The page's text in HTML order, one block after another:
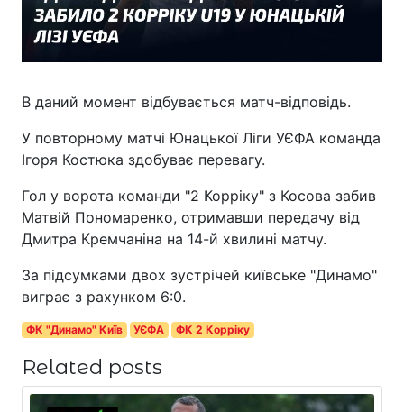
В даний момент відбувається матч-відповідь.
У повторному матчі Юнацької Ліги УЄФА команда
Ігоря Костюка здобуває перевагу.
Гол у ворота команди "2 Корріку" з Косова забив
Матвій Пономаренко, отримавши передачу від
Дмитра Кремчаніна на 14-й хвилині матчу.
За підсумками двох зустрічей київське "Динамо"
виграє з рахунком 6:0.
ФК "Динамо" Київ УЄФА ФК 2 Корріку
Related posts